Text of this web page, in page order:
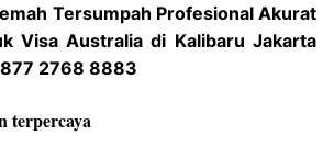
Tersumpah Profesional Akurat
Visa Australia di Kalibaru Jakarta
2768 8883
terpercaya